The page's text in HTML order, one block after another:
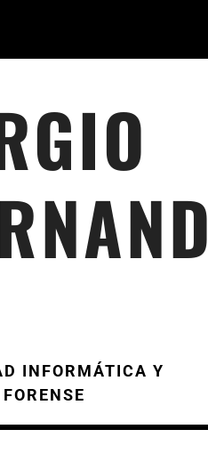
INFORMÁTICA Y